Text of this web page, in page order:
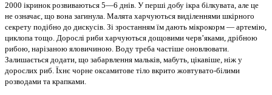
2000 ікринок розвиваються 5—6 днів. У перші добу ікра білкувата, але це
не означає, що вона загинула. Малята харчуються виділеннями шкірного
секрету подібно до дискусів. Зі зростанням їм дають мікрокорм — артемію,
циклопа тощо. Дорослі риби харчуються дощовими черв’яками, дрібною
рибою, нарізаною яловичиною. Воду треба частіше оновлювати.
Залишається додати, що забарвлення мальків, мабуть, цікавіше, ніж у
дорослих риб. Їхнє чорне оксамитове тіло вкрито жовтувато-білими
розводами та крапками.